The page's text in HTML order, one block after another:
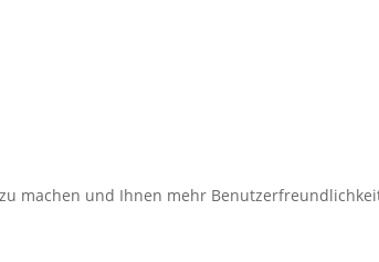
machen und Ihnen mehr